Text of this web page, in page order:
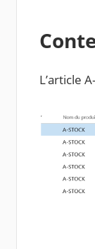
L’article